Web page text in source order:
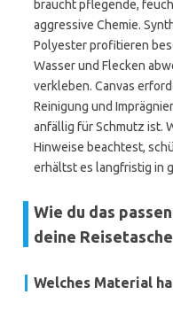
braucht pflegende,
aggressive Chemie.
Polyester profitieren
Wasser und Flecken
verkleben. Canvas
Reinigung und
anfällig für Schmutz ist.
Hinweise beachtest,
erhältst es langfristig in
Wie du das
deine
Welches Material